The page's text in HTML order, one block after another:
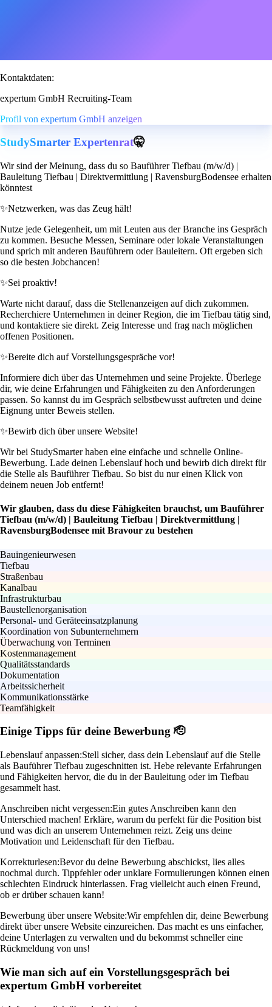
Kontaktdaten:
expertum GmbH Recruiting-Team
Profil von expertum GmbH anzeigen
StudySmarter Expertenrat🤫
Wir sind der Meinung, dass du so Bauführer Tiefbau (m/w/d) |
Bauleitung Tiefbau | Direktvermittlung | RavensburgBodensee erhalten
könntest
✨Netzwerken, was das Zeug hält!
Nutze jede Gelegenheit, um mit Leuten aus der Branche ins Gespräch
zu kommen. Besuche Messen, Seminare oder lokale Veranstaltungen
und sprich mit anderen Bauführern oder Bauleitern. Oft ergeben sich
so die besten Jobchancen!
✨Sei proaktiv!
Warte nicht darauf, dass die Stellenanzeigen auf dich zukommen.
Recherchiere Unternehmen in deiner Region, die im Tiefbau tätig sind,
und kontaktiere sie direkt. Zeig Interesse und frag nach möglichen
offenen Positionen.
✨Bereite dich auf Vorstellungsgespräche vor!
Informiere dich über das Unternehmen und seine Projekte. Überlege
dir, wie deine Erfahrungen und Fähigkeiten zu den Anforderungen
passen. So kannst du im Gespräch selbstbewusst auftreten und deine
Eignung unter Beweis stellen.
✨Bewirb dich über unsere Website!
Wir bei StudySmarter haben eine einfache und schnelle Online-
Bewerbung. Lade deinen Lebenslauf hoch und bewirb dich direkt für
die Stelle als Bauführer Tiefbau. So bist du nur einen Klick von
deinem neuen Job entfernt!
Wir glauben, dass du diese Fähigkeiten brauchst, um Bauführer
Tiefbau (m/w/d) | Bauleitung Tiefbau | Direktvermittlung |
RavensburgBodensee mit Bravour zu bestehen
Bauingenieurwesen
Tiefbau
Straßenbau
Kanalbau
Infrastrukturbau
Baustellenorganisation
Personal- und Geräteeinsatzplanung
Koordination von Subunternehmern
Überwachung von Terminen
Kostenmanagement
Qualitätsstandards
Dokumentation
Arbeitssicherheit
Kommunikationsstärke
Teamfähigkeit
Einige Tipps für deine Bewerbung 🫡
Lebenslauf anpassen:Stell sicher, dass dein Lebenslauf auf die Stelle
als Bauführer Tiefbau zugeschnitten ist. Hebe relevante Erfahrungen
und Fähigkeiten hervor, die du in der Bauleitung oder im Tiefbau
gesammelt hast.
Anschreiben nicht vergessen:Ein gutes Anschreiben kann den
Unterschied machen! Erkläre, warum du perfekt für die Position bist
und was dich an unserem Unternehmen reizt. Zeig uns deine
Motivation und Leidenschaft für den Tiefbau.
Korrekturlesen:Bevor du deine Bewerbung abschickst, lies alles
nochmal durch. Tippfehler oder unklare Formulierungen können einen
schlechten Eindruck hinterlassen. Frag vielleicht auch einen Freund,
ob er drüber schauen kann!
Bewerbung über unsere Website:Wir empfehlen dir, deine Bewerbung
direkt über unsere Website einzureichen. Das macht es uns einfacher,
deine Unterlagen zu verwalten und du bekommst schneller eine
Rückmeldung von uns!
Wie man sich auf ein Vorstellungsgespräch bei
expertum GmbH vorbereitet